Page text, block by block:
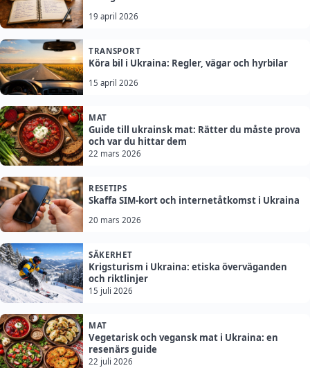
19 april 2026
TRANSPORT
Köra bil i Ukraina: Regler, vägar och hyrbilar
15 april 2026
MAT
Guide till ukrainsk mat: Rätter du måste prova
och var du hittar dem
22 mars 2026
RESETIPS
Skaffa SIM-kort och internetåtkomst i Ukraina
20 mars 2026
SÄKERHET
Krigsturism i Ukraina: etiska överväganden
och riktlinjer
15 juli 2026
MAT
Vegetarisk och vegansk mat i Ukraina: en
resenärs guide
22 juli 2026